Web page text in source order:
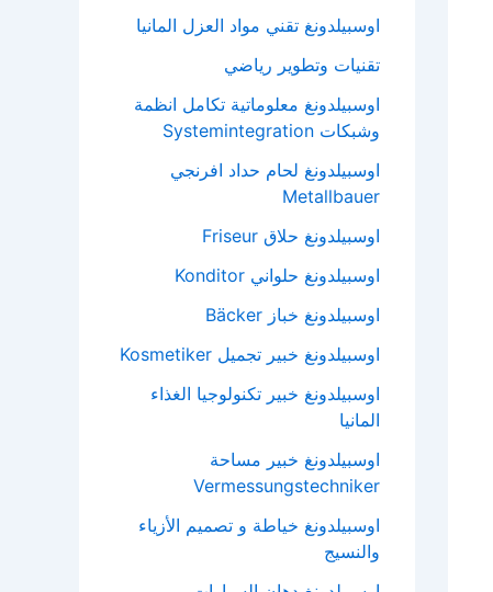
اوسبيلدونغ تقني مواد العزل المانيا
تقنيات وتطوير رياضي
اوسبيلدونغ معلوماتية تكامل انظمة
وشبكات Systemintegration
اوسبيلدونغ لحام حداد افرنجي
Metallbauer
اوسبيلدونغ حلاق Friseur
اوسبيلدونغ حلواني Konditor
اوسبيلدونغ خباز Bäcker
اوسبيلدونغ خبير تجميل Kosmetiker
اوسبيلدونغ خبير تكنولوجيا الغذاء
المانيا
اوسبيلدونغ خبير مساحة
Vermessungstechniker
اوسبيلدونغ خياطة و تصميم الأزياء
والنسيج